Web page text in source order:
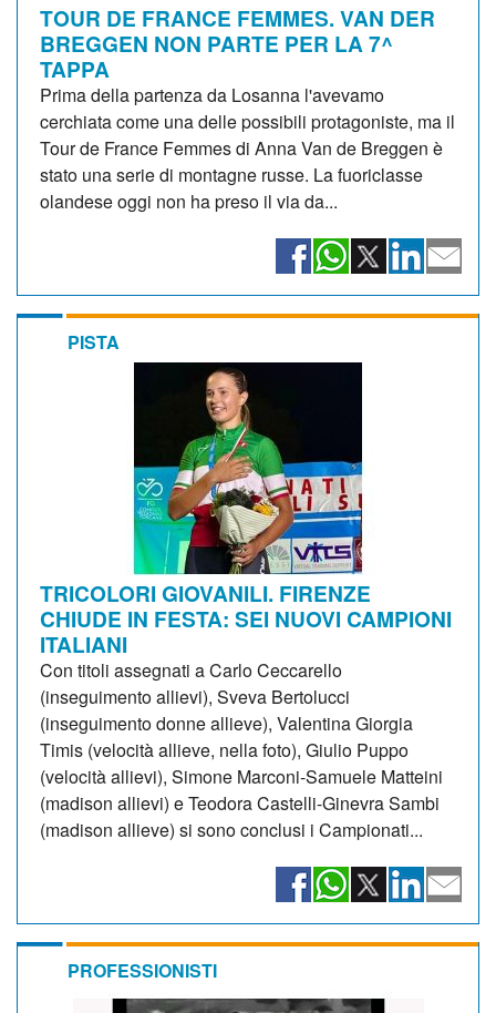
TOUR DE FRANCE FEMMES. VAN DER
BREGGEN NON PARTE PER LA 7^
TAPPA
Prima della partenza da Losanna l'avevamo
cerchiata come una delle possibili protagoniste, ma il
Tour de France Femmes di Anna Van de Breggen è
stato una serie di montagne russe. La fuoriclasse
olandese oggi non ha preso il via da...
PISTA
TRICOLORI GIOVANILI. FIRENZE
CHIUDE IN FESTA: SEI NUOVI CAMPIONI
ITALIANI
Con titoli assegnati a Carlo Ceccarello
(inseguimento allievi), Sveva Bertolucci
(inseguimento donne allieve), Valentina Giorgia
Timis (velocità allieve, nella foto), Giulio Puppo
(velocità allievi), Simone Marconi-Samuele Matteini
(madison allievi) e Teodora Castelli-Ginevra Sambi
(madison allieve) si sono conclusi i Campionati...
PROFESSIONISTI